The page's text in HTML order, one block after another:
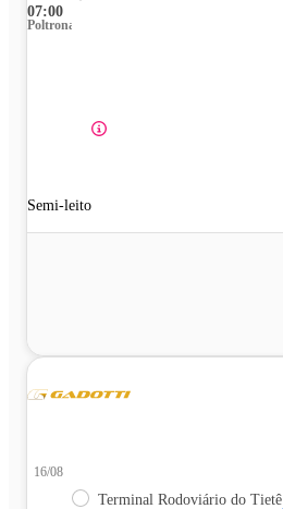
07:00
Poltrona
Semi-leito
16/08
Terminal Rodoviário do Tietê